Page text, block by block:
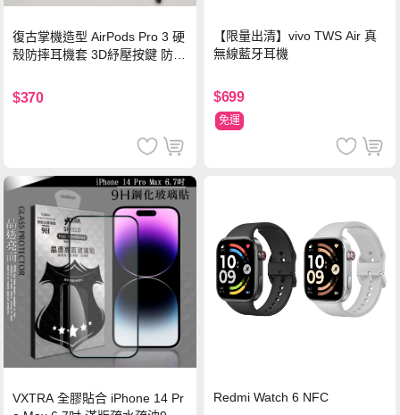
復古掌機造型 AirPods Pro 3 硬
殼防摔耳機套 3D紓壓按鍵 防開
$370
【限量出清】vivo TWS Air 真
無線藍牙耳機
$699
免運
VXTRA 全膠貼合 iPhone 14 Pr
Redmi Watch 6 NFC